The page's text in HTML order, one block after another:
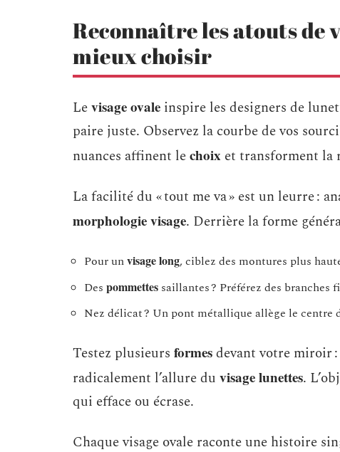
Reconnaître les atouts
mieux choisir
Levisage ovale inspire les designers de
paire juste. Observez la courbe de vos
nuances affinent lechoix et transforment la
La facilité du « tout me va » est un leurre :
morphologie visage. Derrière la forme
Pour unvisage long, ciblez des montures plus
Des pommettes saillantes ? Préférez des branches
Nez délicat ? Un pont métallique allège le centre
Testez plusieurs formesdevant votre miroir
radicalement l’allure du visage lunettes.
qui efface ou écrase.
Chaque visage ovale raconte une histoire